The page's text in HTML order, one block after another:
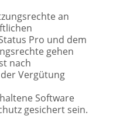
an
Pro und dem
gehen
nach
Vergütung
Software
gesichert sein.